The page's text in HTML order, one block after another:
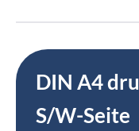
DIN A4
S/W-Seite